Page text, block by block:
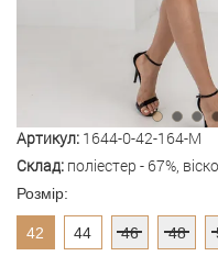
Артикул: 1644-0-42-164-M
Склад: поліестер - 67%,
Розмір:
42 44 46 48